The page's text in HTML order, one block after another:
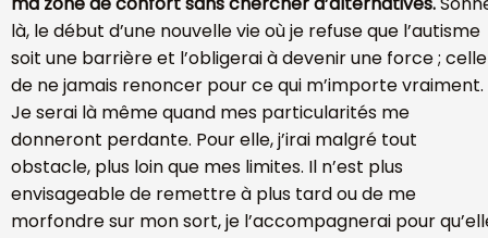
là, le début d’une nouvelle vie où je refuse que l’autisme
soit une barrière et l’obligerai à devenir une force ; celle
de ne jamais renoncer pour ce qui m’importe vraiment.
Je serai là même quand mes particularités me
donneront perdante. Pour elle, j’irai malgré tout
obstacle, plus loin que mes limites. Il n’est plus
envisageable de remettre à plus tard ou de me
morfondre sur mon sort, je l’accompagnerai pour